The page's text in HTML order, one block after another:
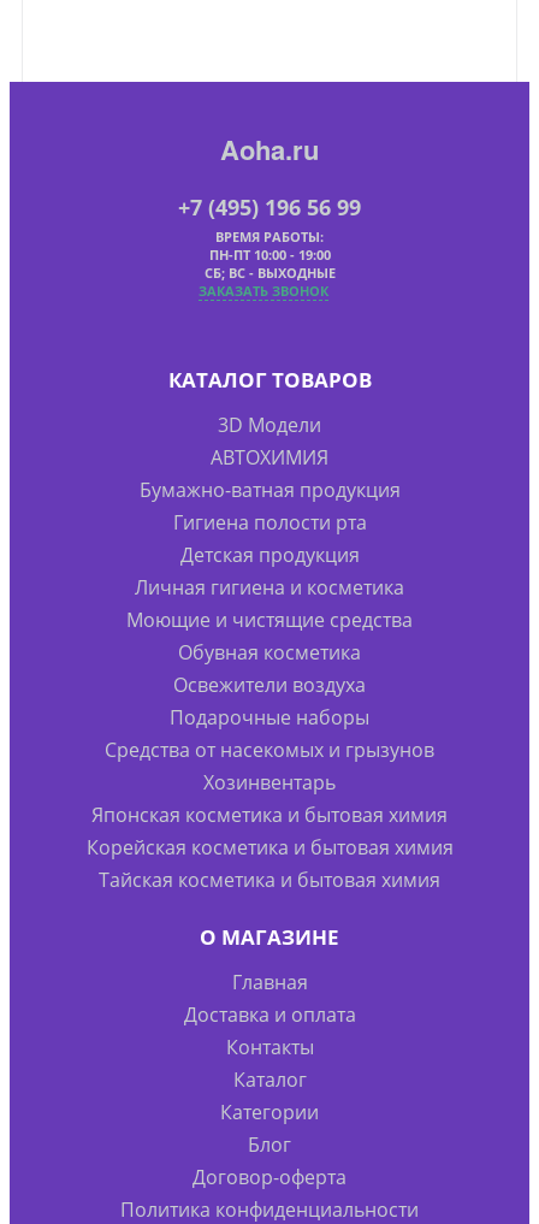
Aoha.ru
+7 (495) 196 56 99
ВРЕМЯ РАБОТЫ:
ПН-ПТ 10:00 - 19:00
СБ; ВС - ВЫХОДНЫЕ
ЗАКАЗАТЬ ЗВОНОК
КАТАЛОГ ТОВАРОВ
3D Модели
АВТОХИМИЯ
Бумажно-ватная продукция
Гигиена полости рта
Детская продукция
Личная гигиена и косметика
Моющие и чистящие средства
Обувная косметика
Освежители воздуха
Подарочные наборы
Средства от насекомых и грызунов
Хозинвентарь
Японская косметика и бытовая химия
Корейская косметика и бытовая химия
Тайская косметика и бытовая химия
О МАГАЗИНЕ
Главная
Доставка и оплата
Контакты
Каталог
Категории
Блог
Договор-оферта
Политика конфиденциальности